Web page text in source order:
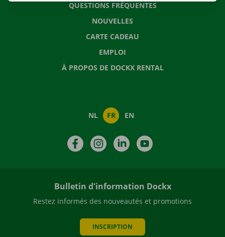
QUESTIONS FRÉQUENTES
NOUVELLES
CARTE CADEAU
EMPLOI
À PROPOS DE DOCKX RENTAL
NL FR EN
FacebookInstagramLinkedIn
Bulletin d'information Dockx
Restez informés des nouveautés et promotions
INSCRIPTION